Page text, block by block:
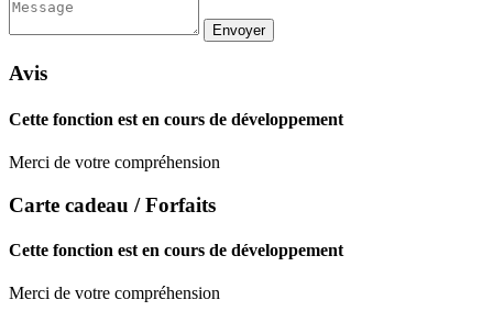
Avis
Cette fonction est en cours de développement
Merci de votre compréhension
Carte cadeau / Forfaits
Cette fonction est en cours de développement
Merci de votre compréhension